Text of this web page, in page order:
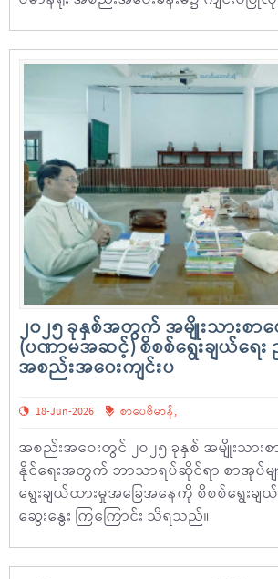
၂၀၂၅ ခုနှစ်အတွက် အမျိုးသားစ
(ပဏာမအဆင့်) စိစစ်ရွေးချယ်ရေး
အစည်းအဝေးကျင်းပ
18-Jun-2026 စာပေဗိမာန်,
အစည်းအဝေးတွင် ၂ဝ၂၅ ခုနှစ် အမျိုးသားစ
နိုင်ရေးအတွက် ဘာသာရပ်ဆိုင်ရာ စာအုပ်မ
ရွေးချယ်ထားမှုအခြေအနေကို စိစစ်ရွေးချ
ဆွေးနွေး ကြကြောင်း သိရသည်။